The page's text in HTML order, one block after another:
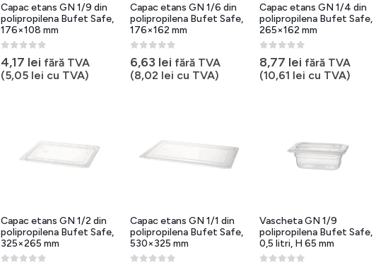
Capac etans GN 1/9 din
polipropilena Bufet Safe,
176×108 mm
0out of 5
4,17 lei fără TVA
(5,05 lei cu TVA)
Capac etans GN 1/6 din
polipropilena Bufet Safe,
176×162 mm
0out of 5
6,63 lei fără TVA
(8,02 lei cu TVA)
Capac etans GN 1/4 din
polipropilena Bufet Safe,
265×162 mm
0out of 5
8,77 lei fără TVA
(10,61 lei cu TVA)
Capac etans GN 1/2 din
polipropilena Bufet Safe,
325×265 mm
Capac etans GN 1/1 din
polipropilena Bufet Safe,
530×325 mm
Vascheta GN 1/9
polipropilena Bufet Safe,
0,5 litri, H 65 mm